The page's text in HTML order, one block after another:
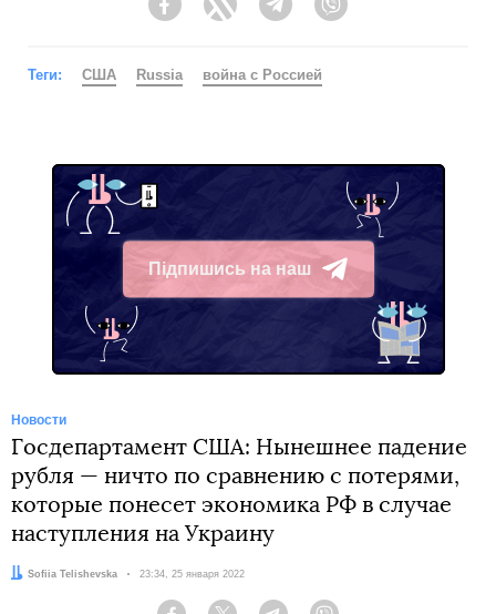
FacebookTwitter Telegram
Теги: США Russia война с Россией
Підпишись на наш
Telegram
Новости
Госдепартамент США: Нынешнее падение
рубля — ничто по сравнению с потерями,
которые понесет экономика РФ в случае
наступления на Украину
Автор:
Sofiia Telishevska Дата:
23:34, 25 января 2022